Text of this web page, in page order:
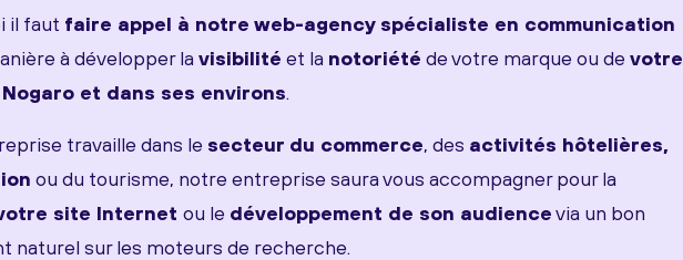
il faut faire appel à notre web-agency spécialiste en communication
à développer la visibilité et la notoriété de votre marque ou de votre
et dans ses environs.
travaille dans le secteur du commerce, des activités hôtelières,
ou du tourisme, notre entreprise saura vous accompagner pour la
site Internet ou le développement de son audiencevia un bon
naturel sur les moteurs de recherche.